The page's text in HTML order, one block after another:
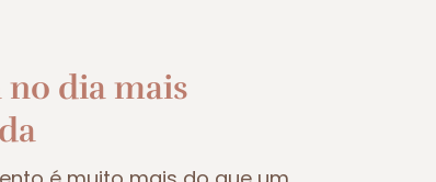
no dia mais